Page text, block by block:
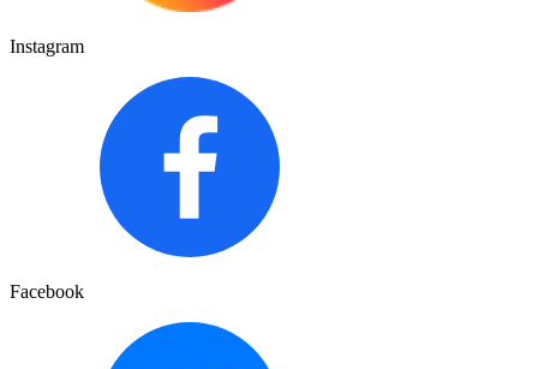
Instagram
Facebook